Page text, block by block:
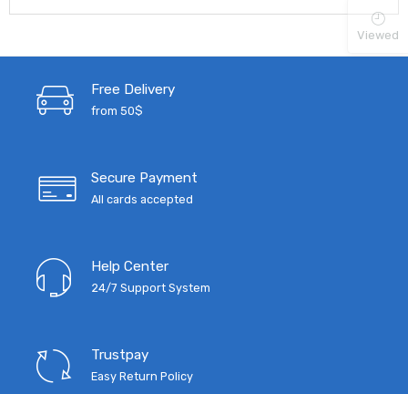
Free Delivery
from 50$
Secure Payment
All cards accepted
Help Center
24/7 Support System
Trustpay
Easy Return Policy
Viewed